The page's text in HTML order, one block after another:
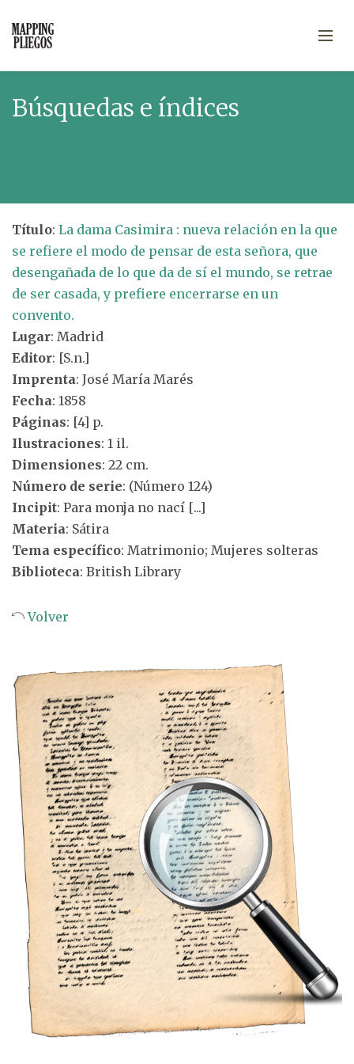
Búsquedas e índices
Título: La dama Casimira : nueva relación en la que
se refiere el modo de pensar de esta señora, que
desengañada de lo que da de sí el mundo, se retrae
de ser casada, y prefiere encerrarse en un
convento.
Lugar: Madrid
Editor: [S.n.]
Imprenta: José María Marés
Fecha: 1858
Páginas: [4] p.
Ilustraciones: 1 il.
Dimensiones: 22 cm.
Número de serie: (Número 124)
Incipit: Para monja no nací [...]
Materia: Sátira
Tema específico: Matrimonio; Mujeres solteras
Biblioteca: British Library
Volver